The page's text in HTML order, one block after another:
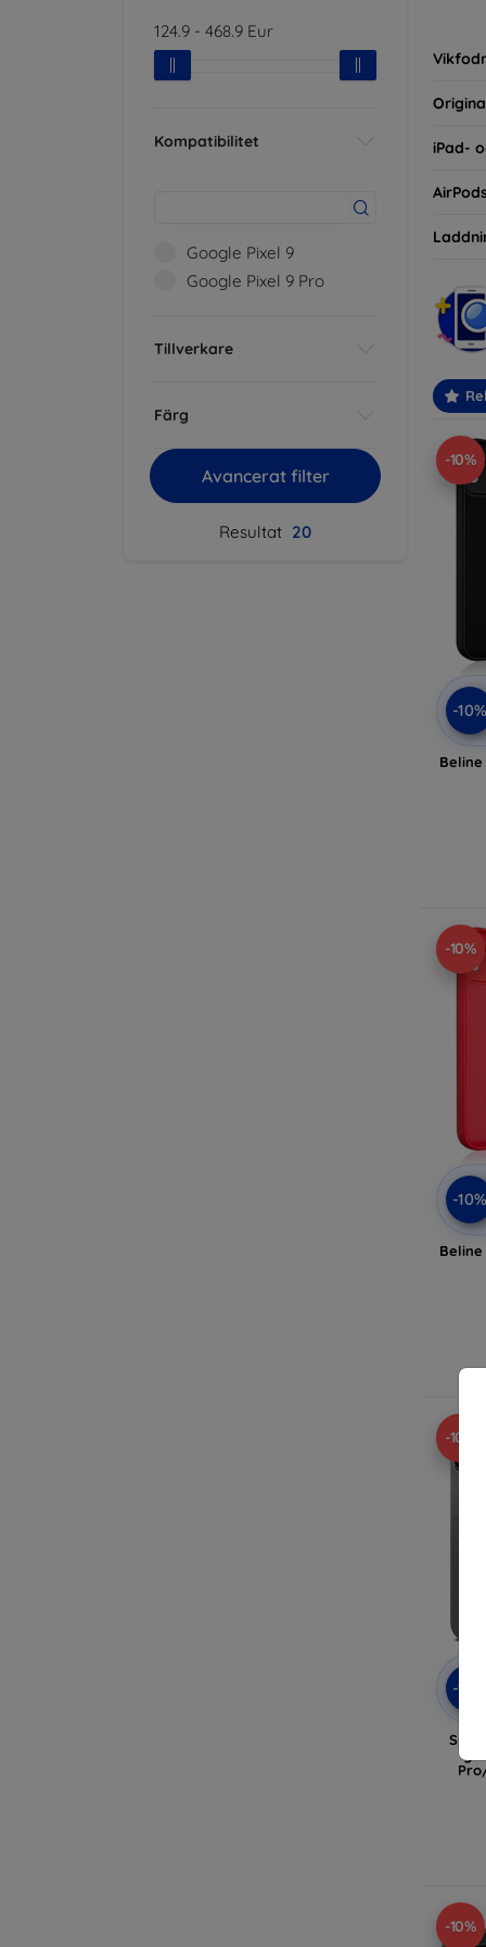
124.9 - 468.9 Eur
Kompatibilitet
Google Pixel 9
Google Pixel 9 Pro
Tillverkare
Färg
Avancerat filter
Resultat 20
iPad-
-10%
-10%
Beline
-10%
-10%
Beline
-10%
-10%
-10%